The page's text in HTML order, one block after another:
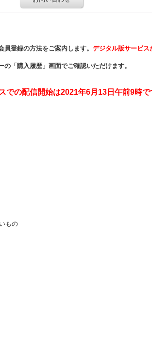
登録の方法をご案内します。 デジタル版サービス
「購入履歴」画面でご確認いただけます。
の配信開始は2021年6月13日午前9時で
もの